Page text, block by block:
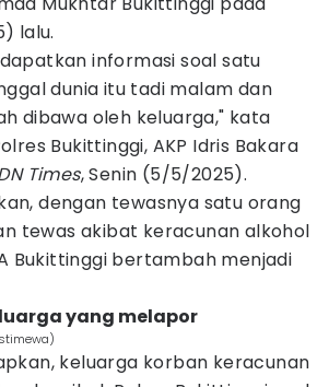
lalu.
informasi soal satu
dunia itu tadi malam dan
dibawa oleh keluarga," kata
Bukittinggi, AKP Idris Bakara
Times, Senin (5/5/2025).
dengan tewasnya satu orang
tewas akibat keracunan alkohol
Bukittinggi bertambah menjadi
yang melapor
keluarga korban keracunan